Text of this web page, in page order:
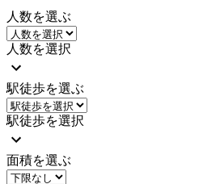
人数を選ぶ
人数を選択
駅徒歩を選ぶ
駅徒歩を選択
面積を選ぶ